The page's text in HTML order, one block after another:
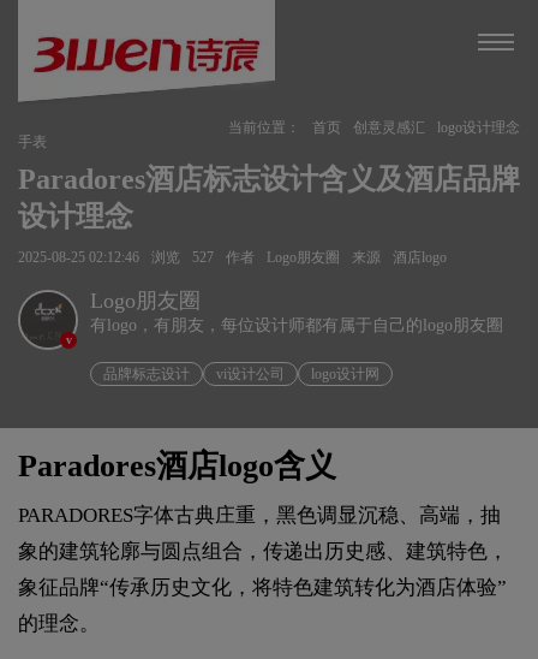
当前位置： 首页 创意灵感汇
logo设计理念
手表
Paradores酒店标志设计含义及酒店品牌
设计理念
2025-08-25 02:12:46 浏览 527 作者 Logo朋友圈 来源 酒店logo
v
Logo朋友圈
有logo，有朋友，每位设计师都有属于自己的logo朋友圈
品牌标志设计 vi设计公司 logo设计网
Paradores酒店logo含义
PARADORES字体古典庄重，黑色调显沉稳、高端，抽
象的建筑轮廓与圆点组合，传递出历史感、建筑特色，
象征品牌“传承历史文化，将特色建筑转化为酒店体验”
的理念。